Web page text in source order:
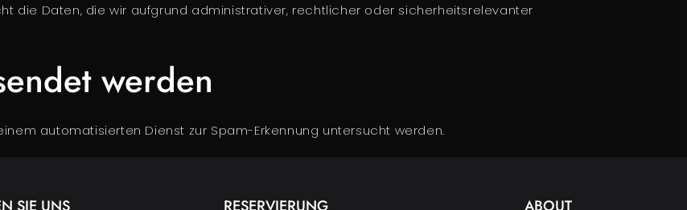
die Daten, die wir aufgrund administrativer, rechtlicher oder sicherheitsrelevanter
werden
automatisierten Dienst zur Spam-Erkennung untersucht werden.
SIE UNS RESERVIERUNG ABOUT